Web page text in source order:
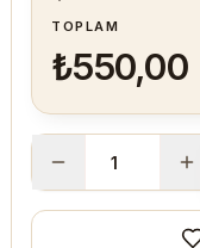
TOPLAM
₺550,00